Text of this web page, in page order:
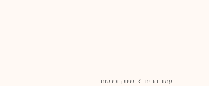
עמוד הבית שיווק ופרסום